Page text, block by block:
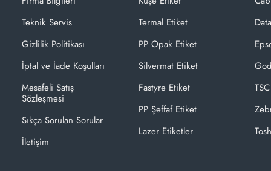
Teknik Servis
Gizlilik Politikası
İptal ve İade Koşulları
Mesafeli Satış
Sözleşmesi
Sıkça Sorulan Sorular
İletişim
Termal Etiket
PP Opak Etiket
Silvermat Etiket
Fastyre Etiket
PP Şeffaf Etiket
Lazer Etiketler